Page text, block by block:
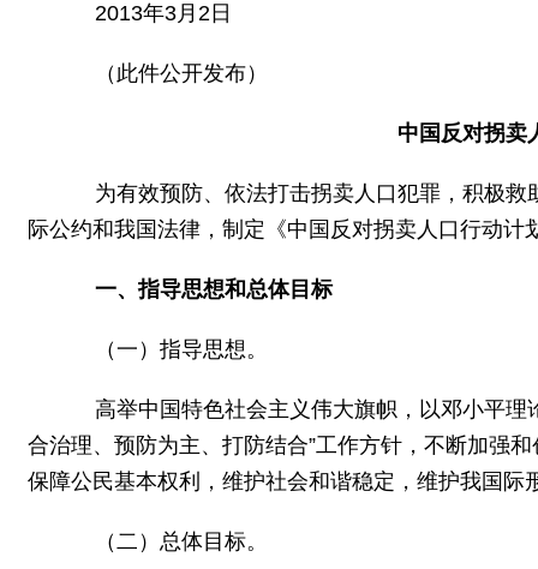
2013年3月2日
（此件公开发布）
中国反对拐卖
为有效预防、依法打击拐卖人口犯罪，积极救
际公约和我国法律，制定《中国反对拐卖人口行动
一、指导思想和总体目标
（一）指导思想。
高举中国特色社会主义伟大旗帜，以邓小平理
合治理、预防为主、打防结合”工作方针，不断加强
保障公民基本权利，维护社会和谐稳定，维护我国际
（二）总体目标。